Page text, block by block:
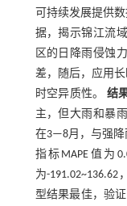
可持续发展提供数
据，揭示锦江流
区的日降雨侵蚀
差，随后，应用
时空异质性。 结
主，但大雨和暴
在3—8月，与强降
指标MAPE值为
为-
型结果最佳，验